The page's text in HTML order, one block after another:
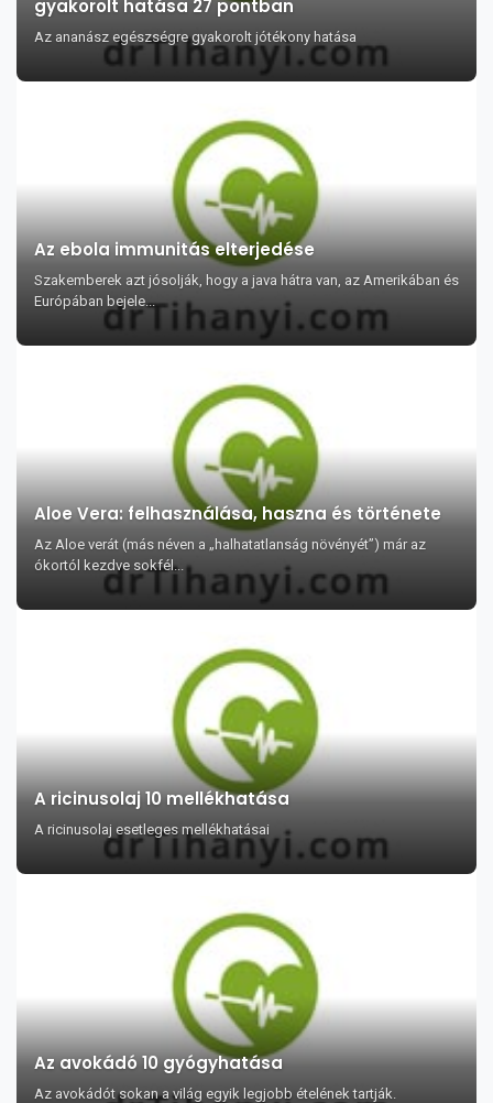
gyakorolt hatása 27 pontban
Az ananász egészségre gyakorolt jótékony hatása
Az ebola immunitás elterjedése
Szakemberek azt jósolják, hogy a java hátra van, az Amerikában és
Európában bejele...
Aloe Vera: felhasználása, haszna és története
Az Aloe verát (más néven a „halhatatlanság növényét”) már az
ókortól kezdve sokfél...
A ricinusolaj 10 mellékhatása
A ricinusolaj esetleges mellékhatásai
Az avokádó 10 gyógyhatása
Az avokádót sokan a világ egyik legjobb ételének tartják.